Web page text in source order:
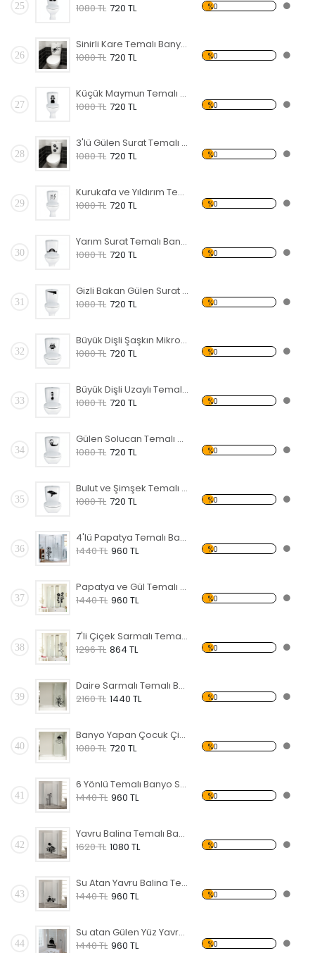
25
1080 TL 720 TL %0
26
Sinirli Kare Temalı Banyo Sticker
1080 TL 720 TL %0
27
Küçük Maymun Temalı Banyo Sticker
1080 TL 720 TL %0
28
3'lü Gülen Surat Temalı Banyo Sticker
1080 TL 720 TL %0
29
Kurukafa ve Yıldırım Temalı Banyo Sticker
1080 TL 720 TL %0
30
Yarım Surat Temalı Banyo Sticker
1080 TL 720 TL %0
31
Gizli Bakan Gülen Surat Temalı Banyo Sticker
1080 TL 720 TL %0
32
Büyük Dişli Şaşkın Mikrop Temalı Banyo Sticker
1080 TL 720 TL %0
33
Büyük Dişli Uzaylı Temalı Banyo Sticker
1080 TL 720 TL %0
34
Gülen Solucan Temalı Banyo Sticker
1080 TL 720 TL %0
35
Bulut ve Şimşek Temalı Banyo Sticker
1080 TL 720 TL %0
36
4'lü Papatya Temalı Banyo Sticker
1440 TL 960 TL %0
37
Papatya ve Gül Temalı Banyo Sticker
1440 TL 960 TL %0
38
7'li Çiçek Sarmalı Temalı Banyo Sticker
1296 TL 864 TL %0
39
Daire Sarmalı Temalı Banyo Sticker
2160 TL 1440 TL %0
40
Banyo Yapan Çocuk Çizim Temalı Banyo Sticker
1080 TL 720 TL %0
41
6 Yönlü Temalı Banyo Sticker
1440 TL 960 TL %0
42
Yavru Balina Temalı Banyo Sticker
1620 TL 1080 TL %0
43
Su Atan Yavru Balina Temalı Banyo Sticker
1440 TL 960 TL %0
44
Su atan Gülen Yüz Yavru Balina Temalı Banyo Sticker
1440 TL 960 TL %0